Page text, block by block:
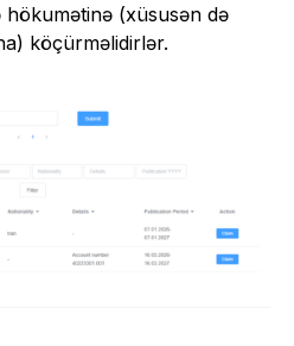
(xüsusən də
köçürməlidirlər.